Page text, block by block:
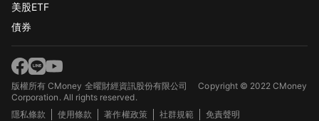
美股ETF
債券
版權所有 CMoney 全曜財經資訊股份有限公司Copyright © 2022 CMoney
Corporation. All rights reserved.
隱私條款
使用條款 著作權政策 社群規範 免責聲明